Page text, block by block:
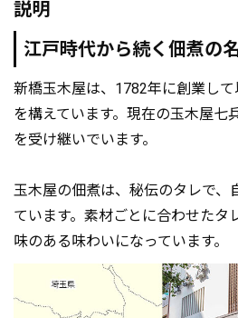
説明
江戸時代から続く佃煮の
新橋玉木屋は、1782年に創業し
を構えています。現在の玉木屋七
を受け継いでいます。
玉木屋の佃煮は、秘伝のタレで、
ています。素材ごとに合わせたタ
味のある味わいになっています。